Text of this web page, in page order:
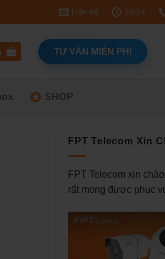
Liên hệ 24/24
TƯ VẤN MIỄN PHÍ
SHOP
FPT Telecom Xin
FPT Telecom xin
rất mong được phục